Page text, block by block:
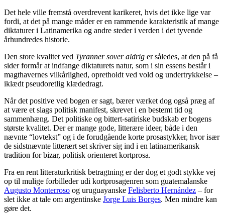
Det hele ville fremstå overdrevent karikeret, hvis det ikke lige var
fordi, at det på mange måder er en rammende karakteristik af mange
diktaturer i Latinamerika og andre steder i verden i det tyvende
århundredes historie.
Den store kvalitet ved Tyranner sover aldrig er således, at den på få
sider formår at indfange diktaturets natur, som i sin essens består i
magthavernes vilkårlighed, opretholdt ved vold og undertrykkelse –
iklædt pseudoretlig klædedragt.
Når det positive ved bogen er sagt, bærer værket dog også præg af
at være et slags politisk manifest, skrevet i en bestemt tid og
sammenhæng. Det politiske og bittert-satiriske budskab er bogens
største kvalitet. Der er mange gode, litterære ideer, både i den
nævnte “lovtekst” og i de forudgående korte prosastykker, hvor især
de sidstnævnte litterært set skriver sig ind i en latinamerikansk
tradition for bizar, politisk orienteret kortprosa.
Fra en rent litteraturkritisk betragtning er der dog et godt stykke vej
op til mulige forbilleder udi kortprosagenren som guatemalanske
Augusto Monterroso og uruguayanske Felisberto Hernández – for
slet ikke at tale om argentinske Jorge Luis Borges. Men mindre kan
gøre det.